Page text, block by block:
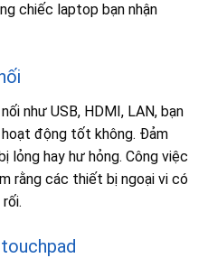
chiếc laptop bạn nhận
như USB, HDMI, LAN, bạn
động tốt không. Đảm
lỏng hay hư hỏng. Công việc
rằng các thiết bị ngoại vi có